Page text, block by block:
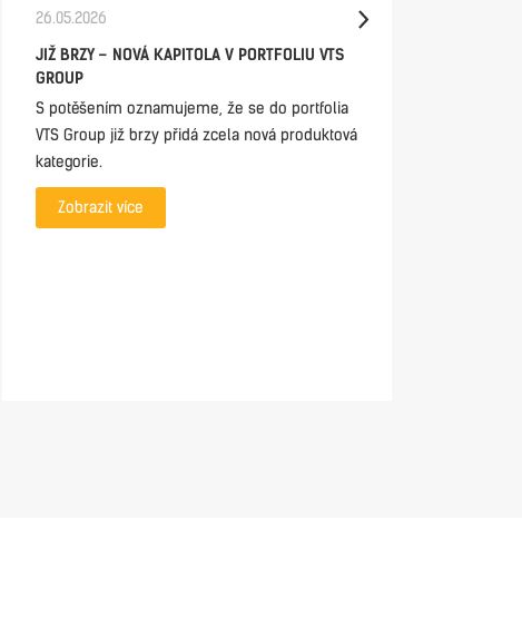
26.05.2026
JIŽ BRZY – NOVÁ KAPITOLA V PORTFOLIU VTS
GROUP
S potěšením oznamujeme, že se do portfolia
VTS Group již brzy přidá zcela nová produktová
kategorie.
Zobrazit více